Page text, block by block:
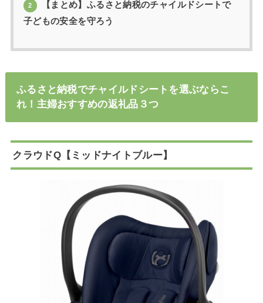
2
【まとめ】ふるさと納税のチャイルドシートで
子どもの安全を守ろう
ふるさと納税でチャイルドシートを選ぶならこ
れ！主婦おすすめの返礼品３つ
クラウドQ【ミッドナイトブルー】